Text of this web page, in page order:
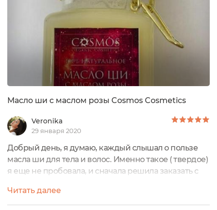
Масло ши с маслом розы Cosmos Cosmetics
Veronika
29 января 2020
Добрый день, я думаю, каждый слышал о пользе
масла ши для тела и волос. Именно такое ( твердое)
я еще не пробовала, и сначала решила заказать с
справляется с бактериями, которые вызывают
появление высыпаний на лице, я долго не
Читать далее